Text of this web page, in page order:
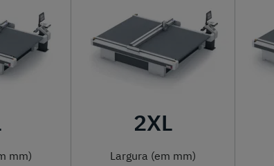
mm)
2XL
Largura (em mm)